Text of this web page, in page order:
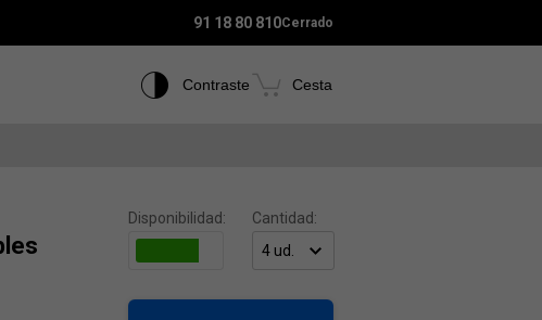
91 18 80 810Cerrado
Contraste Cesta
Disponibilidad: Cantidad: